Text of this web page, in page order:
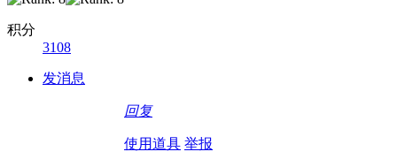
积分
3108
发消息
回复
使用道具 举报